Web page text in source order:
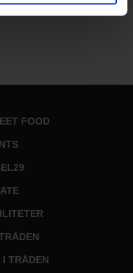
FOOD
TRÅDEN